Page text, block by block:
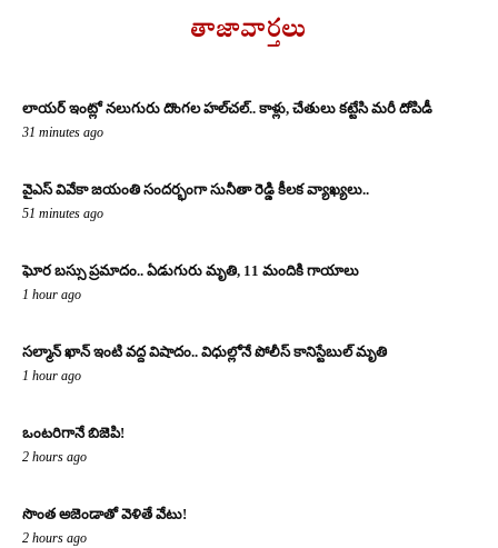
తాజావార్తలు
లాయర్ ఇంట్లో నలుగురు దొంగల హల్‌చల్.. కాళ్లు, చేతులు కట్టేసి మరీ దోపిడీ
31 minutes ago
వైఎస్ వివేకా జయంతి సందర్భంగా సునీతా రెడ్డి కీలక వ్యాఖ్యలు..
51 minutes ago
ఘోర బస్సు ప్రమాదం.. ఏడుగురు మృతి, 11 మందికి గాయాలు
1 hour ago
సల్మాన్ ఖాన్ ఇంటి వద్ద విషాదం.. విధుల్లోనే పోలీస్ కానిస్టేబుల్ మృతి
1 hour ago
ఒంటరిగానే బిజెపి!
2 hours ago
సొంత అజెండాతో వెళితే వేటు!
2 hours ago